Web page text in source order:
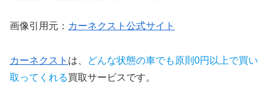
画像引用元： カーネクスト公式サイト
カーネクスト は、
どんな状態の車でも原則0円以上で買い
取ってくれる買取サービスです。